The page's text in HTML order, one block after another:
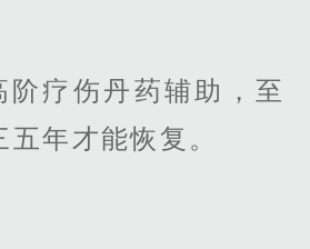
阶疗伤丹药辅助，至
年才能恢复。